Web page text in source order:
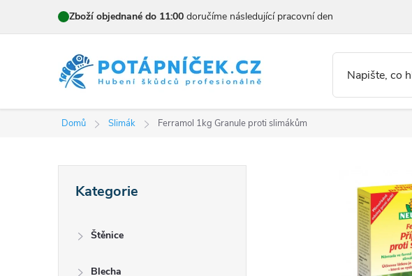
Zboží objednané do 11:00 doručíme následující pracovní den
Domů Slimák Ferramol 1kg Granule proti slimákům
kategorie
Kategorie
Štěnice
Blecha